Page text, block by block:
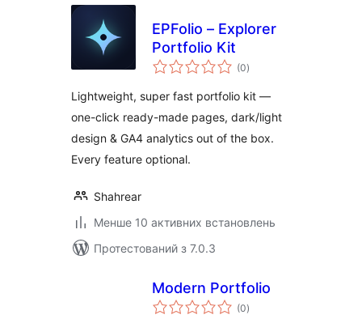
EPFolio – Explorer
Portfolio Kit
(0загальний
рейтинг
)
Lightweight, super fast portfolio kit —
one-click ready-made pages, dark/light
design & GA4 analytics out of the box.
Every feature optional.
Shahrear
Менше 10 активних встановлень
Протестований з 7.0.3
Modern Portfolio
(0загальний
рейтинг
)